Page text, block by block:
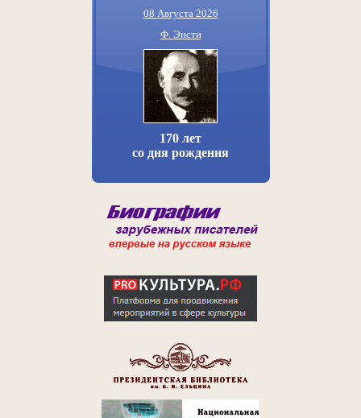
08 Августа 2026
Ф. Энсти
170 лет
со дня рождения